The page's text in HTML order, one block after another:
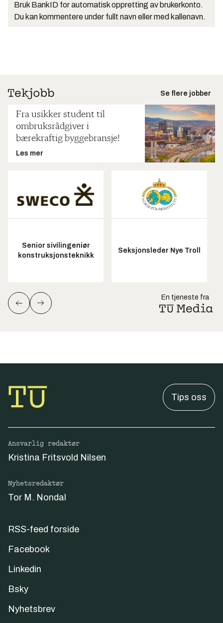
Bruk BankID for automatisk oppretting av brukerkonto.
Du kan kommentere under fullt navn eller med kallenavn.
Se flere jobber
Fra usikker student til
ombruksrådgiver i
bærekraftig byggebransje!
Les mer
Senior sivilingeniør
konstruksjonsteknikk
Seksjonsleder Nye Troll
En tjeneste fra
Tips oss
Ansvarlig redaktør
Kristina Fritsvold Nilsen
Nyhetsredaktør
Tor M. Nondal
RSS-feed forside
Facebook
Linkedin
Bsky
Nyhetsbrev